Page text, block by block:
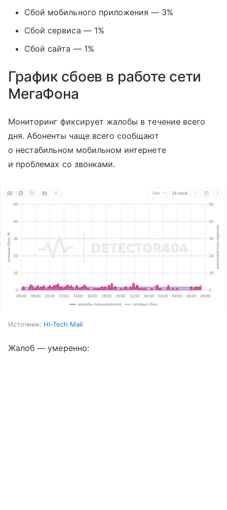
Сбой мобильного приложения — 3%
Сбой сервиса — 1%
Сбой сайта — 1%
График сбоев в работе сети
МегаФона
Мониторинг фиксирует жалобы в течение всего
дня. Абоненты чаще всего сообщают
о нестабильном мобильном интернете
и проблемах со звонками.
Источник: Hi-Tech Mail
Жалоб — умеренно: